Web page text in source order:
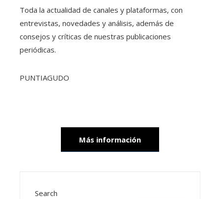
Toda la actualidad de canales y plataformas, con
entrevistas, novedades y análisis, además de
consejos y críticas de nuestras publicaciones
periódicas.
PUNTIAGUDO
Más información
Search